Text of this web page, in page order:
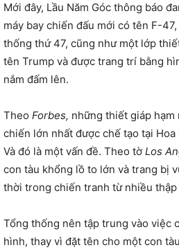
Mới đây, Lầu Năm Góc thông báo
máy bay chiến đấu mới có tên F-
thống thứ 47, cũng như một lớp
tên Trump và được trang trí bằng
nắm đấm lên.
Theo Forbes, những thiết giáp hạm
chiến lớn nhất được chế tạo tại Hoa
Và đó là một vấn đề. Theo tờ Los
con tàu khổng lồ to lớn và trang bị
thời trong chiến tranh từ nhiều thập
Tổng thống nên tập trung vào việc
hình, thay vì đặt tên cho một con